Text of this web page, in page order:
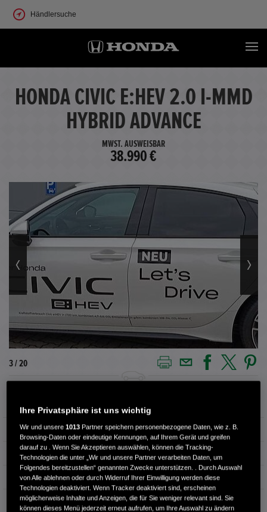
Händlersuche
HONDA CIVIC E:HEV 2.0 I-MMD
HYBRID ADVANCE
MWST. AUSWEISBAR
38.990 €
4 / 20
Außenfarbe Platinum White P.
Kilometerstand 3.000 km
Kraftstoffart Hybrid
Getriebe Automatik
Türen 5
Ihre Privatsphäre ist uns wichtig
Wir und unsere1013 Partner speichern personenbezogene Daten, wie z. B.
Browsing-Daten oder eindeutige Kennungen, auf Ihrem Gerät und greifen
darauf zu . Wenn Sie Akzeptieren auswählen, können die Tracking-
Technologien die unter „Wir und unsere Partner verarbeiten Daten, um
Folgendes bereitzustellen“ genannten Zwecke unterstützen. . Durch Auswahl
von Alle ablehnen oder durch Widerruf Ihrer Einwilligung werden diese
Technologien deaktiviert. Wenn Tracker deaktiviert sind, erscheinen
möglicherweise Inhalte und Anzeigen, die für Sie weniger relevant sind. Sie
können dieses Menü jederzeit erneut aufrufen, um Ihre Auswahl zu ändern